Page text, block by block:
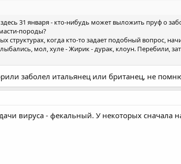
31 января - кто-нибудь может выложить пруф о
породы?
структурах, когда кто-то задает подобный вопрос,
мол, хуле - Жирик - дурак, клоун. Перебили,
заболел итальянец или британец, не
вируса - фекальный. У некоторых сначала